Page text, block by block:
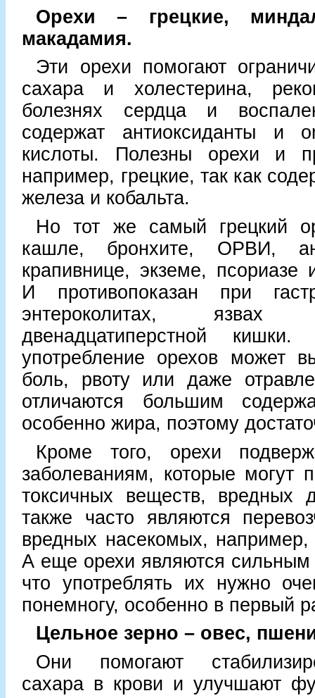
Орехи – грецкие,
макадамия.
Эти орехи помогают
сахара и холестерина,
болезнях сердца и
содержат антиоксиданты и
кислоты. Полезны орехи и
например, грецкие, так как
железа и кобальта.
Но тот же самый грецкий
кашле, бронхите, ОРВИ,
крапивнице, экземе, псориазе
И противопоказан при
энтероколитах,
двенадцатиперстной
употребление орехов может
боль, рвоту или даже
отличаются большим
особенно жира, поэтому
Кроме того, орехи
заболеваниям, которые могут
токсичных веществ, вредных
также часто являются
вредных насекомых, например,
А еще орехи являются сильным
что употреблять их нужно
понемногу, особенно в первый
Цельное зерно – овес,
Они помогают
сахара в крови и улучшают